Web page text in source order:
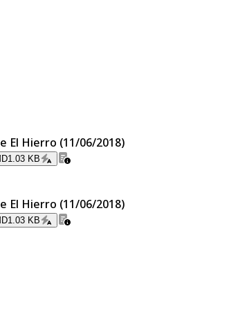
El Hierro (11/06/2018)
1.03 KB
El Hierro (11/06/2018)
1.03 KB